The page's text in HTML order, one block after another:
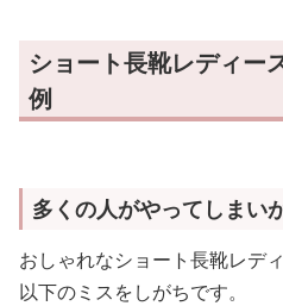
ショート長靴レディー
例
多くの人がやってしまい
おしゃれなショート長靴レデ
以下のミスをしがちです。